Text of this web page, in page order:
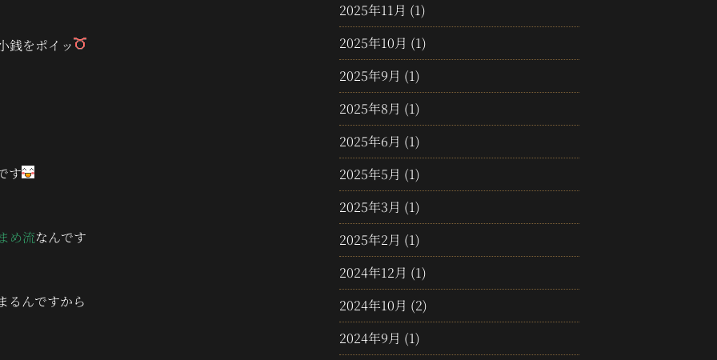
銭をポイッ
す
まめ流なんです
るんですから
2025年11月 (1)
2025年10月 (1)
2025年9月 (1)
2025年8月 (1)
2025年6月 (1)
2025年5月 (1)
2025年3月 (1)
2025年2月 (1)
2024年12月 (1)
2024年10月 (2)
2024年9月 (1)